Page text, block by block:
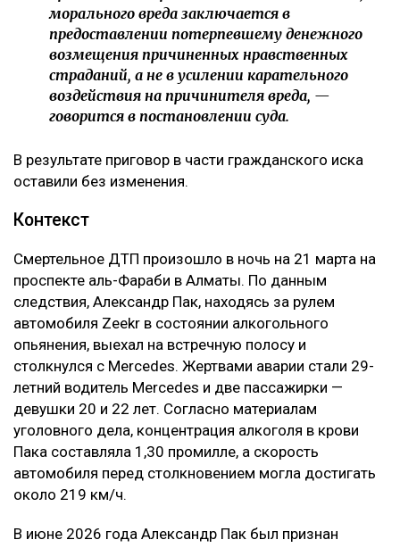
справедливости. При этом апелляционная инстанция
отдельно указала, что несогласие потерпевшего с
присужденной суммой само по себе не
свидетельствует о незаконности судебного
решения.
морального вреда не может использоваться как
дополнительное наказание для виновного.
– Компенсация морального вреда не является
мерой уголовной ответственности и не
может рассматриваться как способ усиления
наказания осужденного либо средство
дополнительного воздействия на
причинителя вреда. Назначение компенсации
морального вреда заключается в
предоставлении потерпевшему денежного
возмещения причиненных нравственных
страданий, а не в усилении карательного
воздействия на причинителя вреда, —
говорится в постановлении суда.
В результате приговор в части гражданского иска